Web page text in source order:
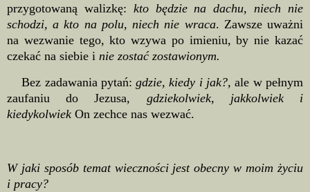
przygotowaną walizkę: kto będzie na dachu, niech nie
schodzi, a kto na polu, niech nie wraca. Zawsze uważni
na wezwanie tego, kto wzywa po imieniu, by nie kazać
czekać na siebie i nie zostać zostawionym.
Bez zadawania pytań:gdzie, kiedy i jak?,ale w pełnym
zaufaniu do Jezusa, gdziekolwiek, jakkolwiek i
kiedykolwiek On zechce nas wezwać.
W jaki sposób temat wieczności jest obecny w moim życiu
i pracy?